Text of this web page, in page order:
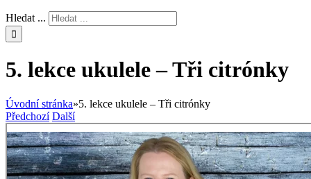
Hledat ...
5. lekce ukulele – Tři citrónky
Úvodní stránka»5. lekce ukulele – Tři citrónky
Předchozí Další